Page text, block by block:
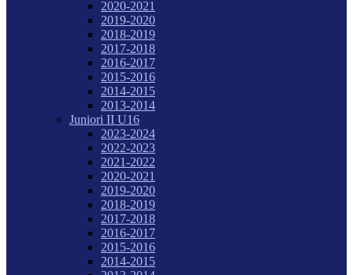
2020-2021
2019-2020
2018-2019
2017-2018
2016-2017
2015-2016
2014-2015
2013-2014
Juniori II U16
2023-2024
2022-2023
2021-2022
2020-2021
2019-2020
2018-2019
2017-2018
2016-2017
2015-2016
2014-2015